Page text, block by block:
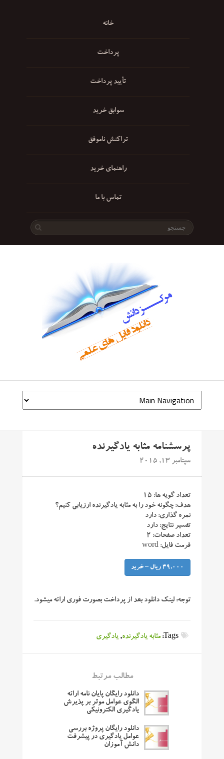
خانه
پرداخت
تأیید پرداخت
سوابق خرید
تراکنش ناموفق
راهنمای خرید
تماس با ما
پرسشنامه مثابه یادگیرنده
سپتامبر 13, 2015
تعداد گویه ها: ۱۵
هدف: چگونه خود را به مثابه یادگیرنده ارزیابی کنیم؟
نمره گذاری: دارد
تفسیر نتایج: دارد
تعداد صفحات: ۲
فرمت فایل: word
49,000 ریال – خرید
توجه: لینک دانلود بعد از پرداخت بصورت فوری ارائه میشود.
Tags: مثابه یادگیرنده,یادگیری
مطالب مرتبط
دانلود رایگان پایان نامه ارائه
الگوی عوامل موثر بر پذیرش
یادگیری الکترونیکی
دانلود رایگان پروژه بررسی
عوامل یادگیری در پیشرفت
دانش آموزان